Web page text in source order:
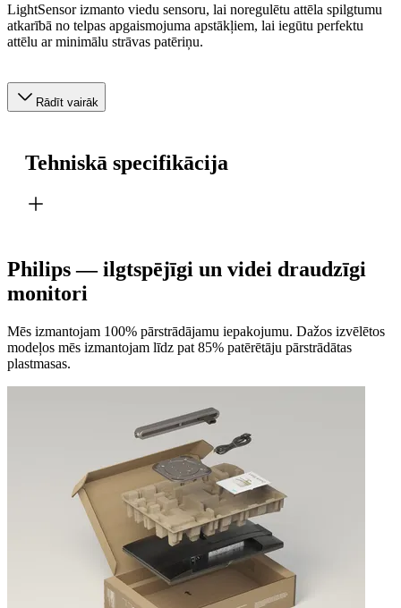
LightSensor izmanto viedu sensoru, lai noregulētu attēla spilgtumu
atkarībā no telpas apgaismojuma apstākļiem, lai iegūtu perfektu
attēlu ar minimālu strāvas patēriņu.
Rādīt vairāk
Tehniskā specifikācija
Philips — ilgtspējīgi un videi draudzīgi
monitori
Mēs izmantojam 100% pārstrādājamu iepakojumu. Dažos izvēlētos
modeļos mēs izmantojam līdz pat 85% patērētāju pārstrādātas
plastmasas.